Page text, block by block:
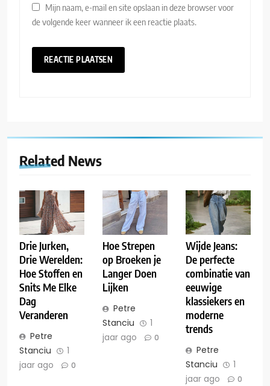
Mijn naam, e-mail en site opslaan in deze browser voor
de volgende keer wanneer ik een reactie plaats.
Related News
Drie Jurken,
Drie Werelden:
Hoe Stoffen en
Snits Me Elke
Dag
Veranderen
Petre
Stanciu
1
jaar ago
0
Hoe Strepen
op Broeken je
Langer Doen
Lijken
Petre
Stanciu
1
jaar ago
0
Wijde Jeans:
De perfecte
combinatie van
eeuwige
klassiekers en
moderne
trends
Petre
Stanciu
1
jaar ago
0